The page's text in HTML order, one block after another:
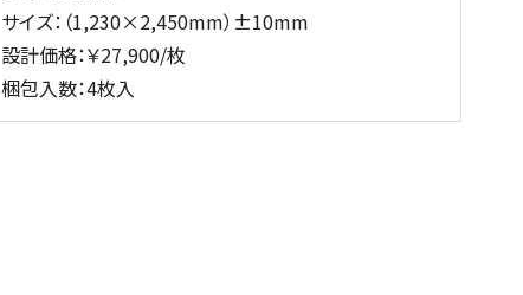
サイズ：（1,230×2,450mm）±10mm
設計価格：￥27,900/枚
梱包入数：4枚入